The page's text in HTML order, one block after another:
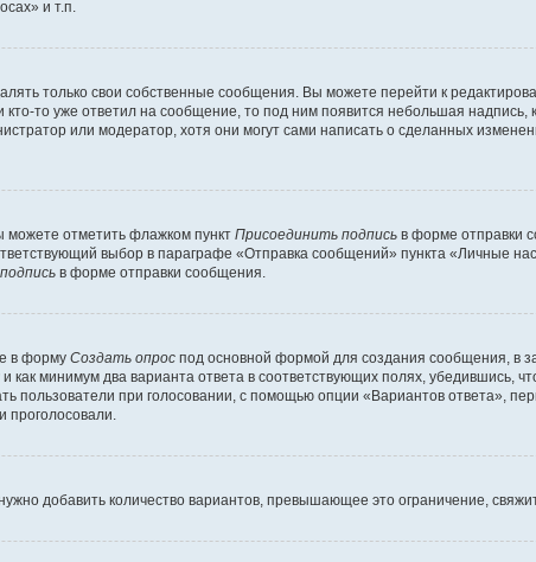
и т.п.
только свои собственные сообщения. Вы можете перейти к
то уже ответил на сообщение, то под ним появится небольшая надпись,
или модератор, хотя они могут сами написать о сделанных
можете отметить флажком пункт Присоединить подпись в форме отправки
выбор в параграфе «Отправка сообщений» пункта «Личные
в форме отправки сообщения.
в форму Создать опрос под основной формой для создания сообщения, в
минимум два варианта ответа в соответствующих полях, убедившись,
пользователи при голосовании, с помощью опции «Вариантов ответа»,
проголосовали.
добавить количество вариантов, превышающее это ограничение,